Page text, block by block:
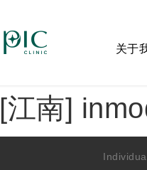
关于
[江南]